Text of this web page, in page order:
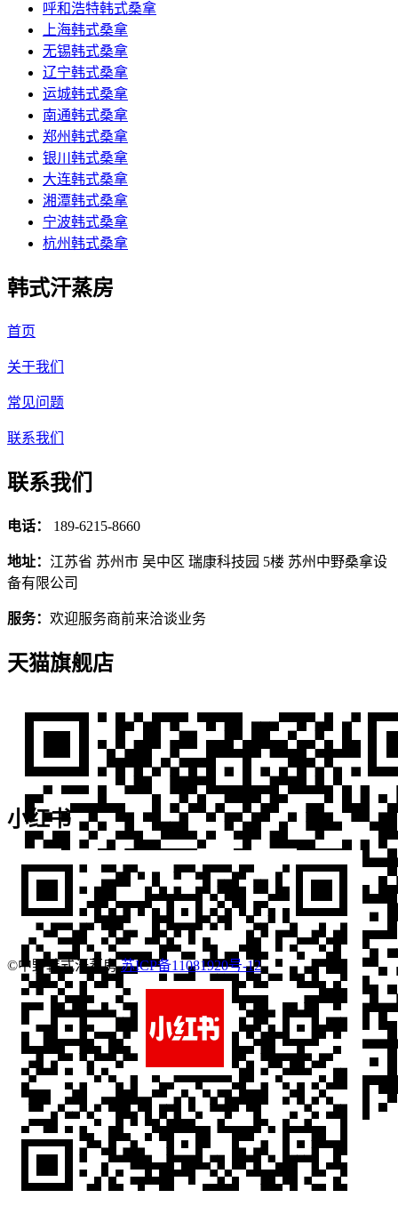
呼和浩特韩式桑拿
上海韩式桑拿
无锡韩式桑拿
辽宁韩式桑拿
运城韩式桑拿
南通韩式桑拿
郑州韩式桑拿
银川韩式桑拿
大连韩式桑拿
湘潭韩式桑拿
宁波韩式桑拿
杭州韩式桑拿
韩式汗蒸房
首页
关于我们
常见问题
联系我们
联系我们
电话： 189-6215-8660
地址： 江苏省 苏州市 吴中区 瑞康科技园 5楼 苏州中野桑拿设
备有限公司
服务： 欢迎服务商前来洽谈业务
天猫旗舰店
小红书
©中野韩式汗蒸房苏ICP备11081920号-12